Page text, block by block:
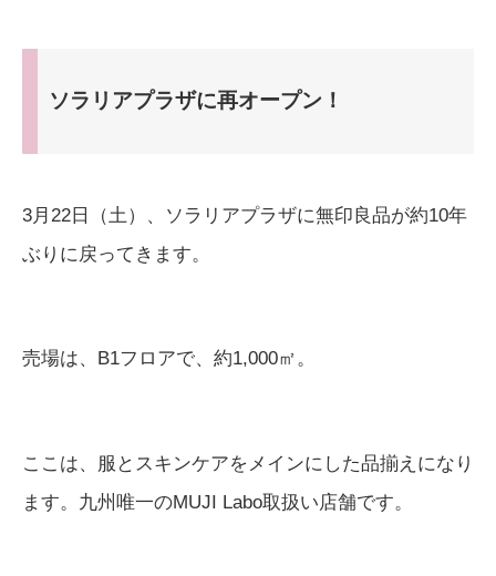
ソラリアプラザに再オープン！
3月22日（土）、ソラリアプラザに無印良品が約10年
ぶりに戻ってきます。
売場は、B1フロアで、約1,000㎡。
ここは、服とスキンケアをメインにした品揃えになり
ます。九州唯一のMUJI Labo取扱い店舗です。